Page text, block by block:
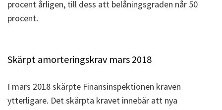
procent årligen, till dess att belåningsgraden når 50
procent.
Skärpt amorteringskrav mars 2018
I mars 2018 skärpte Finansinspektionen kraven
ytterligare. Det skärpta kravet innebär att nya